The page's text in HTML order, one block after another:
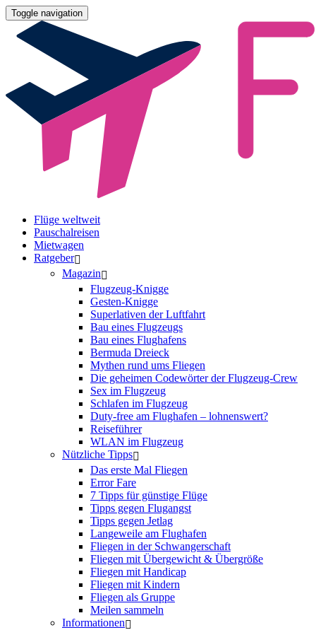
Toggle navigation
Flüge weltweit
Pauschalreisen
Mietwagen
Ratgeber
Magazin
Flugzeug-Knigge
Gesten-Knigge
Superlativen der Luftfahrt
Bau eines Flugzeugs
Bau eines Flughafens
Bermuda Dreieck
Mythen rund ums Fliegen
Die geheimen Codewörter der Flugzeug-Crew
Sex im Flugzeug
Schlafen im Flugzeug
Duty-free am Flughafen – lohnenswert?
Reiseführer
WLAN im Flugzeug
Nützliche Tipps
Das erste Mal Fliegen
Error Fare
7 Tipps für günstige Flüge
Tipps gegen Flugangst
Tipps gegen Jetlag
Langeweile am Flughafen
Fliegen in der Schwangerschaft
Fliegen mit Übergewicht & Übergröße
Fliegen mit Handicap
Fliegen mit Kindern
Fliegen als Gruppe
Meilen sammeln
Informationen